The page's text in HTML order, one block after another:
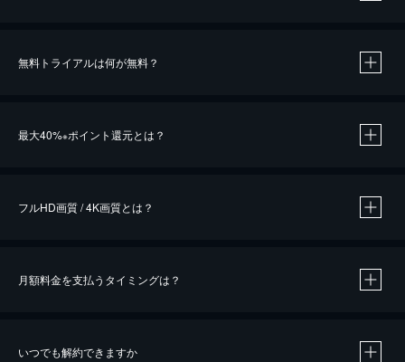
無料トライアルは何が無料？
最大40%※ポイント還元とは？
※40％ポイント還元の対象は、クレジットカード決済による作品の購入 / レンタルです。
iOSアプリのUコイン決済による作品の購入 / レンタルは、20％のポイント還元です。
フルHD画質 / 4K画質とは？
月額料金を支払うタイミングは？
いつでも解約できますか